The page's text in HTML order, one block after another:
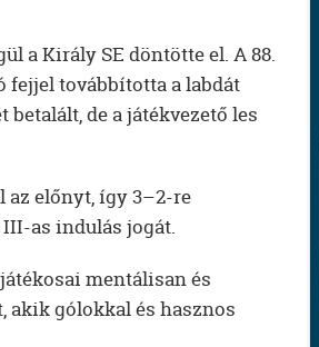
a Király SE döntötte el. A 88.
fejjel továbbította a labdát
de a játékvezető les
az előnyt, így 3–2-re
as indulás jogát.
mentálisan és
gólokkal és hasznos